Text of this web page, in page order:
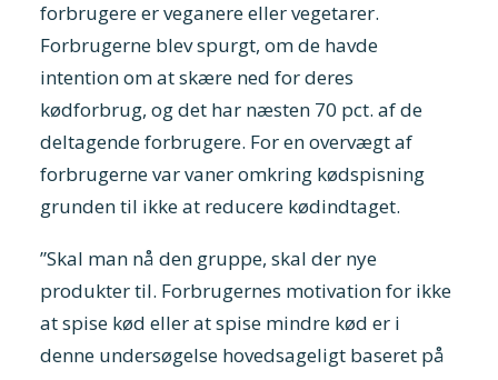
forbrugere er veganere eller vegetarer.
Forbrugerne blev spurgt, om de havde
intention om at skære ned for deres
kødforbrug, og det har næsten 70 pct. af de
deltagende forbrugere. For en overvægt af
forbrugerne var vaner omkring kødspisning
grunden til ikke at reducere kødindtaget.
”Skal man nå den gruppe, skal der nye
produkter til. Forbrugernes motivation for ikke
at spise kød eller at spise mindre kød er i
denne undersøgelse hovedsageligt baseret på